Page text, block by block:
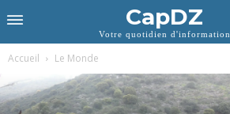
CapDZ
Votre quotidien d'information
Accueil Le Monde